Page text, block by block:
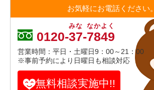
お気軽にお電話ください。
0120-37
みな
-7849
なかよく
営業時間：平日・土曜日9：00～21：00
※事前予約により日曜日も相談対応
無料相談実施中!!